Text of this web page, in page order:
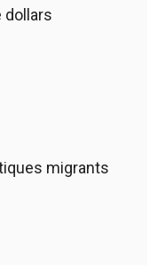
dollars
migrants